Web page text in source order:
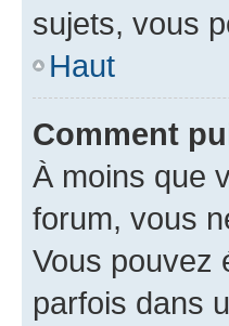
sujets, vous
Haut
Comment
À moins que
forum, vous
Vous pouvez
parfois dans